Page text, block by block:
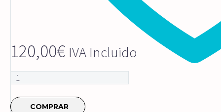
120,00€ IVA Incluido
Chaleco
cantidad
COMPRAR